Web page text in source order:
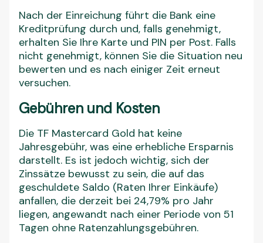
Nach der Einreichung führt die Bank eine
Kreditprüfung durch und, falls genehmigt,
erhalten Sie Ihre Karte und PIN per Post. Falls
nicht genehmigt, können Sie die Situation neu
bewerten und es nach einiger Zeit erneut
versuchen.
Gebühren und Kosten
Die TF Mastercard Gold hat keine
Jahresgebühr, was eine erhebliche Ersparnis
darstellt. Es ist jedoch wichtig, sich der
Zinssätze bewusst zu sein, die auf das
geschuldete Saldo (Raten Ihrer Einkäufe)
anfallen, die derzeit bei 24,79% pro Jahr
liegen, angewandt nach einer Periode von 51
Tagen ohne Ratenzahlungsgebühren.